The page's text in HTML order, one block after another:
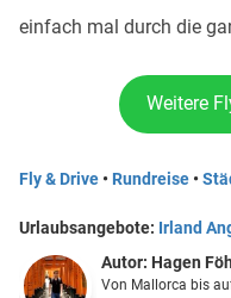
einfach mal durch die
Weitere
Fly & Drive • Rundreise •
Urlaubsangebote: Irland
Autor: Hagen
Von Mallorca bis